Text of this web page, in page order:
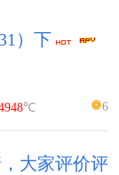
）下
℃ 6
大家评价评